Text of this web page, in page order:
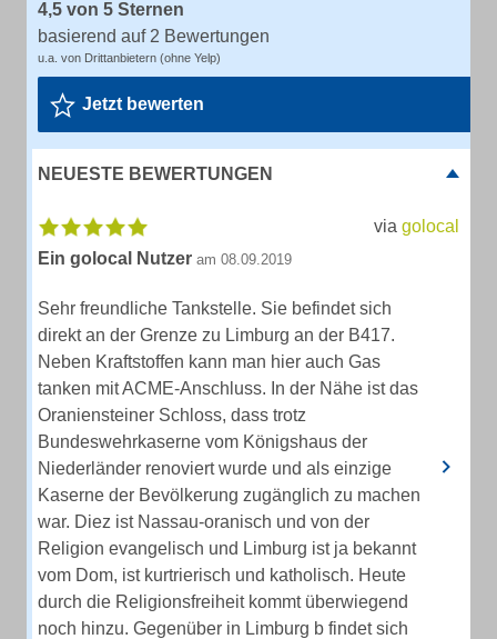
4,5 von 5 Sternen
basierend auf 2 Bewertungen
u.a. von Drittanbietern (ohne Yelp)
Jetzt bewerten
NEUESTE BEWERTUNGEN
via golocal
Ein golocal Nutzer am 08.09.2019
Sehr freundliche Tankstelle. Sie befindet sich
direkt an der Grenze zu Limburg an der B417.
Neben Kraftstoffen kann man hier auch Gas
tanken mit ACME-Anschluss. In der Nähe ist das
Oraniensteiner Schloss, dass trotz
Bundeswehrkaserne vom Königshaus der
Niederländer renoviert wurde und als einzige
Kaserne der Bevölkerung zugänglich zu machen
war. Diez ist Nassau-oranisch und von der
Religion evangelisch und Limburg ist ja bekannt
vom Dom, ist kurtrierisch und katholisch. Heute
durch die Religionsfreiheit kommt überwiegend
noch hinzu. Gegenüber in Limburg b findet sich